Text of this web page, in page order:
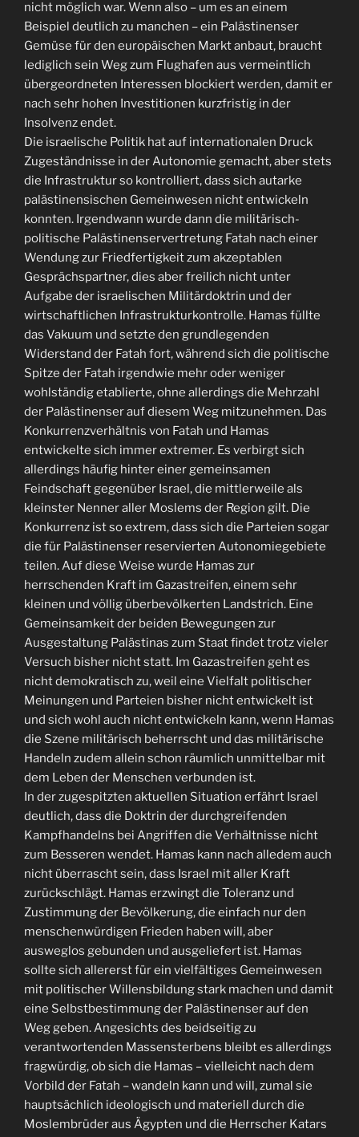
nicht möglich war. Wenn also – um es an einem
Beispiel deutlich zu manchen – ein Palästinenser
Gemüse für den europäischen Markt anbaut, braucht
lediglich sein Weg zum Flughafen aus vermeintlich
übergeordneten Interessen blockiert werden, damit er
nach sehr hohen Investitionen kurzfristig in der
Insolvenz endet.
Die israelische Politik hat auf internationalen Druck
Zugeständnisse in der Autonomie gemacht, aber stets
die Infrastruktur so kontrolliert, dass sich autarke
palästinensischen Gemeinwesen nicht entwickeln
konnten. Irgendwann wurde dann die militärisch-
politische Palästinenservertretung Fatah nach einer
Wendung zur Friedfertigkeit zum akzeptablen
Gesprächspartner, dies aber freilich nicht unter
Aufgabe der israelischen Militärdoktrin und der
wirtschaftlichen Infrastrukturkontrolle. Hamas füllte
das Vakuum und setzte den grundlegenden
Widerstand der Fatah fort, während sich die politische
Spitze der Fatah irgendwie mehr oder weniger
wohlständig etablierte, ohne allerdings die Mehrzahl
der Palästinenser auf diesem Weg mitzunehmen. Das
Konkurrenzverhältnis von Fatah und Hamas
entwickelte sich immer extremer. Es verbirgt sich
allerdings häufig hinter einer gemeinsamen
Feindschaft gegenüber Israel, die mittlerweile als
kleinster Nenner aller Moslems der Region gilt. Die
Konkurrenz ist so extrem, dass sich die Parteien sogar
die für Palästinenser reservierten Autonomiegebiete
teilen. Auf diese Weise wurde Hamas zur
herrschenden Kraft im Gazastreifen, einem sehr
kleinen und völlig überbevölkerten Landstrich. Eine
Gemeinsamkeit der beiden Bewegungen zur
Ausgestaltung Palästinas zum Staat findet trotz vieler
Versuch bisher nicht statt. Im Gazastreifen geht es
nicht demokratisch zu, weil eine Vielfalt politischer
Meinungen und Parteien bisher nicht entwickelt ist
und sich wohl auch nicht entwickeln kann, wenn Hamas
die Szene militärisch beherrscht und das militärische
Handeln zudem allein schon räumlich unmittelbar mit
dem Leben der Menschen verbunden ist.
In der zugespitzten aktuellen Situation erfährt Israel
deutlich, dass die Doktrin der durchgreifenden
Kampfhandelns bei Angriffen die Verhältnisse nicht
zum Besseren wendet. Hamas kann nach alledem auch
nicht überrascht sein, dass Israel mit aller Kraft
zurückschlägt. Hamas erzwingt die Toleranz und
Zustimmung der Bevölkerung, die einfach nur den
menschenwürdigen Frieden haben will, aber
ausweglos gebunden und ausgeliefert ist. Hamas
sollte sich allererst für ein vielfältiges Gemeinwesen
mit politischer Willensbildung stark machen und damit
eine Selbstbestimmung der Palästinenser auf den
Weg geben. Angesichts des beidseitig zu
verantwortenden Massensterbens bleibt es allerdings
fragwürdig, ob sich die Hamas – vielleicht nach dem
Vorbild der Fatah – wandeln kann und will, zumal sie
hauptsächlich ideologisch und materiell durch die
Moslembrüder aus Ägypten und die Herrscher Katars